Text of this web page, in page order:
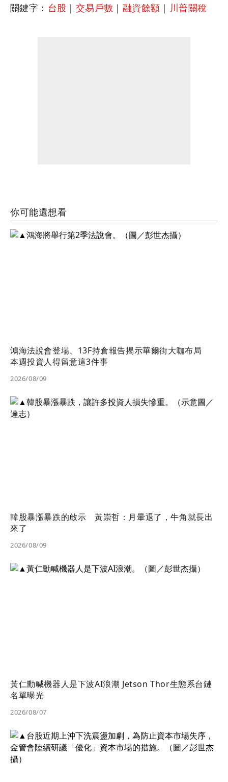
關鍵字： 台股 ｜ 交易戶數 ｜ 融資餘額 ｜ 川普關稅
你可能還想看
鴻海法說會登場、13F持倉報告揭示華爾街大咖布局
本週投資人得留意這3件事
2026/08/09
韓股暴漲暴跌的啟示 黃崇哲：月暈退了，牛角就長出
來了
2026/08/09
黃仁勳喊機器人是下波AI浪潮 Jetson Thor生態系台鏈
名單曝光
2026/08/07